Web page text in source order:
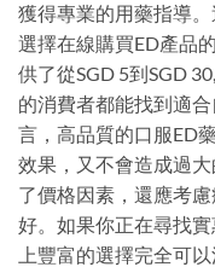
獲得專業的用藥指導
選擇在線購買ED產品
供了從SGD 5到SGD
的消費者都能找到適
言，高品質的口服ED
效果，又不會造成過
了價格因素，還應考
好。如果你正在尋找
上豐富的選擇完全可